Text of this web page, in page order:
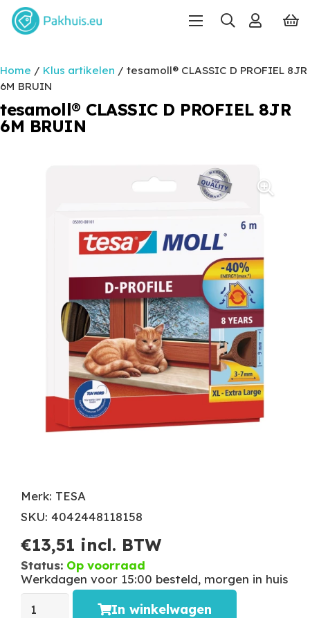
Home / Klus artikelen / tesamoll® CLASSIC D PROFIEL 8JR
6M BRUIN
tesamoll® CLASSIC D PROFIEL 8JR
6M BRUIN
Merk: TESA
SKU: 4042448118158
€13,51 incl. BTW
Status: Op voorraad
Werkdagen voor 15:00 besteld, morgen in huis
In winkelwagen